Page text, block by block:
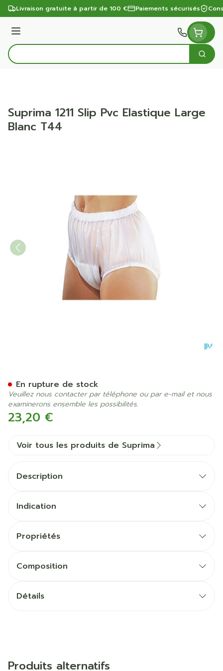
Aller au contenu
Livraison gratuite à partir de 100 € Paiements sécurisés
Menu
Rechercher
Suprima 1211 Slip Pvc Elastique Large
Blanc T44
23,20 €
En rupture de stock
Veuillez nous contacter par téléphone ou par e-mail et nous
examinerons ensemble les possibilités.
Voir tous les produits de Suprima
Description
Indication
Propriétés
Composition
Détails
Produits alternatifs